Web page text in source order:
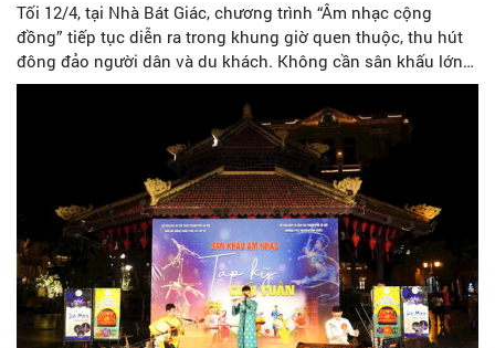
Tối 12/4, tại Nhà Bát Giác, chương trình “Âm nhạc cộng
đồng” tiếp tục diễn ra trong khung giờ quen thuộc, thu hút
đông đảo người dân và du khách. Không cần sân khấu lớn
hay dàn dựng phức tạp, chương trình vẫn giữ được sức hút
riêng nhờ cách tổ chức gần gũi, nội dung phong phú và đặc
biệt là khả năng kết nối trực tiếp với công chúng.